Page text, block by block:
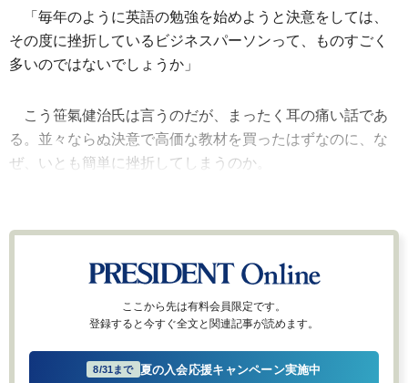
「毎年のように英語の勉強を始めようと決意をしては、
その度に挫折しているビジネスパーソンって、ものすごく
多いのではないでしょうか」
こう笹氣健治氏は言うのだが、まったく耳の痛い話であ
る。並々ならぬ決意で高価な教材を買ったはずなのに、な
ぜ、いとも簡単に挫折してしまうのか。
ここから先は有料会員限定です。
登録すると今すぐ全文と関連記事が読めます。
8/31まで 夏の入会応援キャンペーン実施中